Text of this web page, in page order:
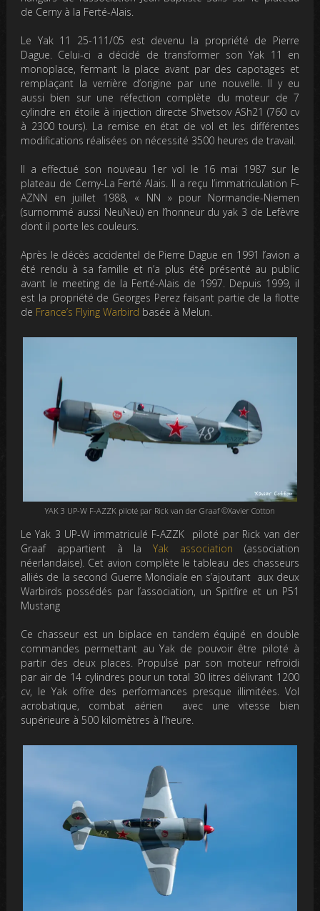
de Cerny à la Ferté-Alais.
Le Yak 11 25-111/05 est devenu la propriété de Pierre
Dague. Celui-ci a décidé de transformer son Yak 11 en
monoplace, fermant la place avant par des capotages et
remplaçant la verrière d’origine par une nouvelle. Il y eu
aussi bien sur une réfection complète du moteur de 7
cylindre en étoile à injection directe Shvetsov ASh21 (760 cv
à 2300 tours). La remise en état de vol et les différentes
modifications réalisées on nécessité 3500 heures de travail.
Il a effectué son nouveau 1er vol le 16 mai 1987 sur le
plateau de Cerny-La Ferté Alais. Il a reçu l’immatriculation F-
AZNN en juillet 1988, « NN » pour Normandie-Niemen
(surnommé aussi NeuNeu) en l’honneur du yak 3 de Lefèvre
dont il porte les couleurs.
Après le décès accidentel de Pierre Dague en 1991 l’avion a
été rendu à sa famille et n’a plus été présenté au public
avant le meeting de la Ferté-Alais de 1997. Depuis 1999, il
est la propriété de Georges Perez faisant partie de la flotte
de France’s Flying Warbird basée à Melun.
YAK 3 UP-W F-AZZK piloté par Rick van der Graaf ©Xavier Cotton
Le Yak 3 UP-W immatriculé F-AZZK piloté par Rick van der
Graaf appartient à laYak association (association
néerlandaise). Cet avion complète le tableau des chasseurs
alliés de la second Guerre Mondiale en s’ajoutant aux deux
Warbirds possédés par l’association, un Spitfire et un P51
Mustang
Ce chasseur est un biplace en tandem équipé en double
commandes permettant au Yak de pouvoir être piloté à
partir des deux places. Propulsé par son moteur refroidi
par air de 14 cylindres pour un total 30 litres délivrant 1200
cv, le Yak offre des performances presque illimitées. Vol
acrobatique, combat aérien avec une vitesse bien
supérieure à 500 kilomètres à l’heure.